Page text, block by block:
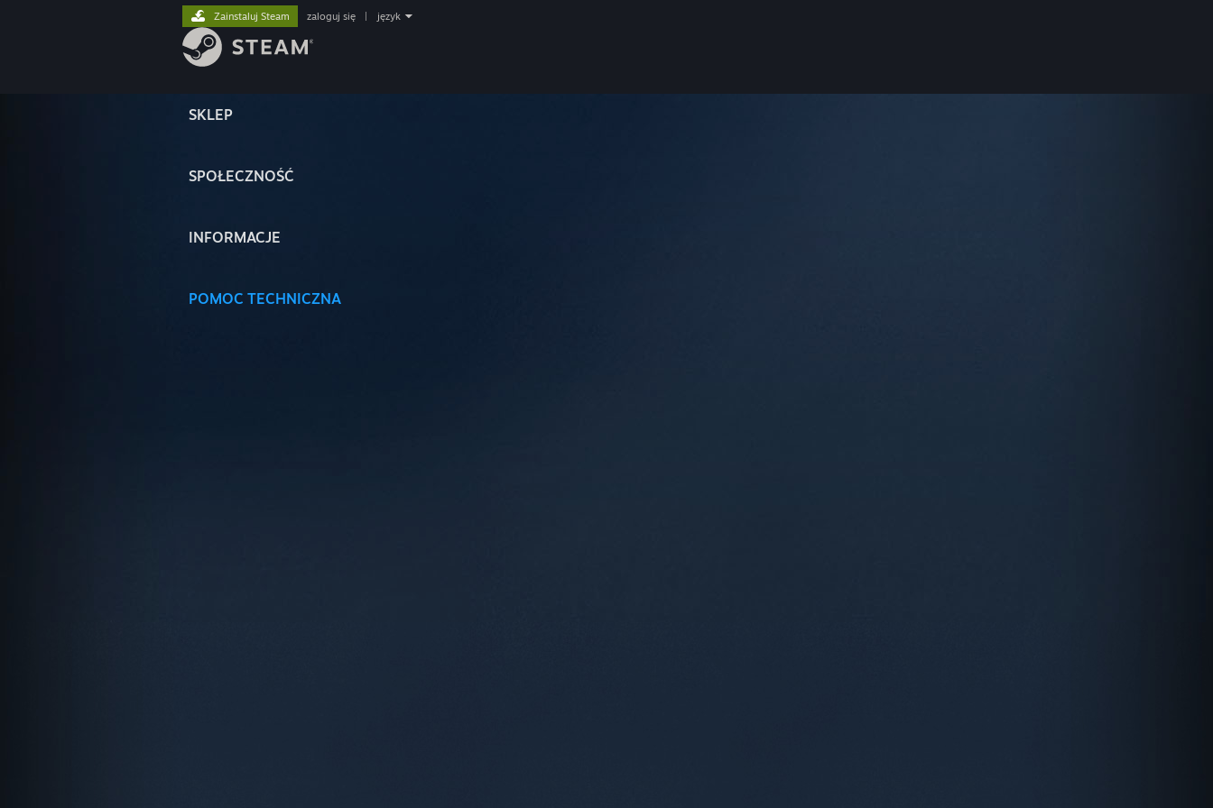
SKLEP
SPOŁECZNOŚĆ
INFORMACJE
POMOC TECHNICZNA
Zainstaluj Steam zaloguj się język